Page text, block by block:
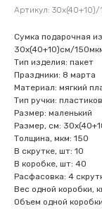
Артикул:
Сумка подарочная
30х(40+10)см/
Тип изделия: пакет
Праздники: 8 марта
Материал: мягкий
Тип ручки:
Размер: маленький
Размер, см:
Толщина, мкм: 150
В скрутке, шт: 10
В коробке, шт: 40
Расфасовка: 4
Вес одной коробки,
Объем одной